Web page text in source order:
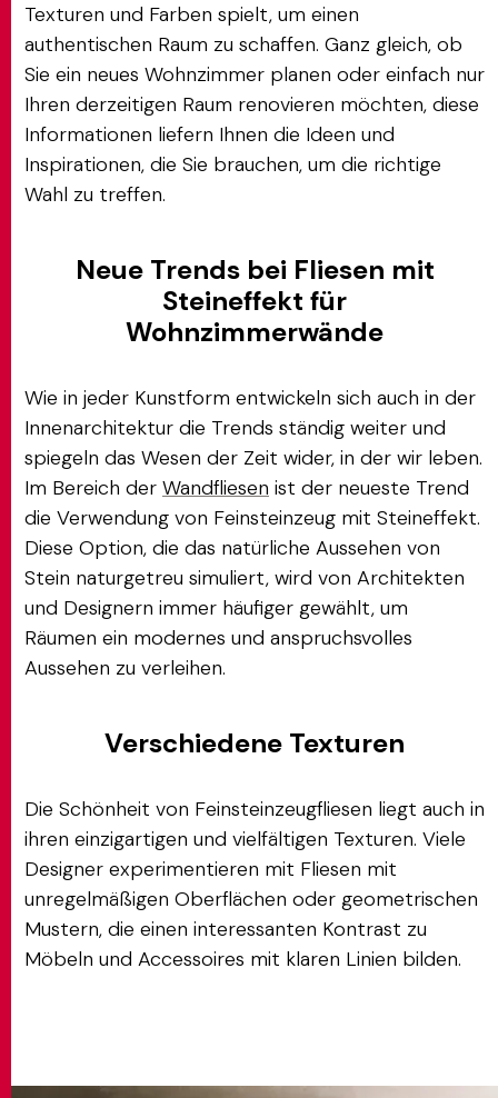
Texturen und Farben spielt, um einen
authentischen Raum zu schaffen. Ganz gleich, ob
Sie ein neues Wohnzimmer planen oder einfach nur
Ihren derzeitigen Raum renovieren möchten, diese
Informationen liefern Ihnen die Ideen und
Inspirationen, die Sie brauchen, um die richtige
Wahl zu treffen.
Neue Trends bei Fliesen mit
Steineffekt für
Wohnzimmerwände
Wie in jeder Kunstform entwickeln sich auch in der
Innenarchitektur die Trends ständig weiter und
spiegeln das Wesen der Zeit wider, in der wir leben.
Im Bereich der Wandfliesen ist der neueste Trend
die Verwendung von Feinsteinzeug mit Steineffekt.
Diese Option, die das natürliche Aussehen von
Stein naturgetreu simuliert, wird von Architekten
und Designern immer häufiger gewählt, um
Räumen ein modernes und anspruchsvolles
Aussehen zu verleihen.
Verschiedene Texturen
Die Schönheit von Feinsteinzeugfliesen liegt auch in
ihren einzigartigen und vielfältigen Texturen. Viele
Designer experimentieren mit Fliesen mit
unregelmäßigen Oberflächen oder geometrischen
Mustern, die einen interessanten Kontrast zu
Möbeln und Accessoires mit klaren Linien bilden.